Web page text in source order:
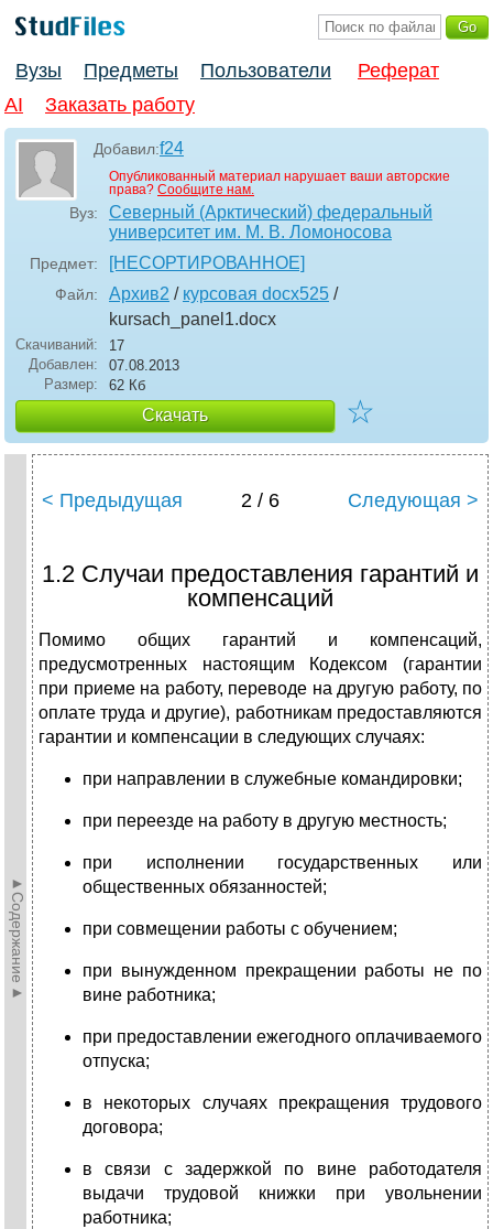
Вузы Предметы Пользователи
Реферат
AI
Заказать работу
Добавил:f24
Опубликованный материал нарушает ваши авторские
права? Сообщите нам.
Вуз:
Северный (Арктический) федеральный
университет им. М. В. Ломоносова
Предмет: [НЕСОРТИРОВАННОЕ]
Файл: Архив2 / курсовая docx525 /
kursach_panel1.docx
Скачиваний:
17
Добавлен:
07.08.2013
Размер:
62 Кб
Скачать ☆
►Содержание►
< Предыдущая 2 / 6 Следующая >
1.2 Случаи предоставления гарантий и
компенсаций
Помимо общих гарантий и компенсаций,
предусмотренных настоящим Кодексом (гарантии
при приеме на работу, переводе на другую работу, по
оплате труда и другие), работникам предоставляются
гарантии и компенсации в следующих случаях:
при направлении в служебные командировки;
при переезде на работу в другую местность;
при исполнении государственных или
общественных обязанностей;
при совмещении работы с обучением;
при вынужденном прекращении работы не по
вине работника;
при предоставлении ежегодного оплачиваемого
отпуска;
в некоторых случаях прекращения трудового
договора;
в связи с задержкой по вине работодателя
выдачи трудовой книжки при увольнении
работника;